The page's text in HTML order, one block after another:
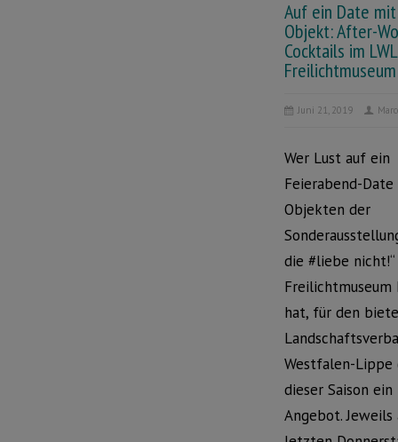
Auf ein Date
Objekt: After-
Cocktails im
Juni 21, 2019
Wer Lust auf ein
Feierabend-
Objekten der
die #liebe nicht!“
hat, für den
Westfalen-Lippe
dieser Saison ein
Angebot. Jeweils